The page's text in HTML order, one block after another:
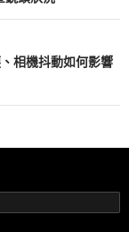
相機抖動如何影響